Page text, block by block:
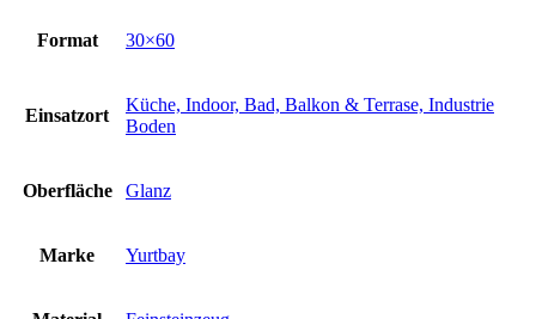
Format 30×60
Einsatzort
Küche, Indoor, Bad, Balkon & Terrase, Industrie
Boden
Oberfläche Glanz
Marke Yurtbay